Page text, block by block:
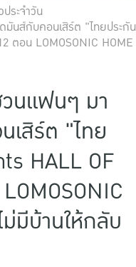
ระจำวัน
นส์กับคอนเสิร์ต "ไทยประกัน
ตอน LOMOSONIC HOME
นแฟนๆ มา
สิร์ต "ไทย
HALL OF
มีบ้านให้กลับ